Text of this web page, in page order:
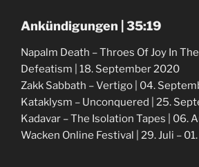
Ankündigungen | 35:19
Napalm Death – Throes Of Joy In
Defeatism | 18. September 2020
Zakk Sabbath – Vertigo | 04.
Kataklysm – Unconquered | 25.
Kadavar – The Isolation Tapes | 06.
Wacken Online Festival | 29. Juli –